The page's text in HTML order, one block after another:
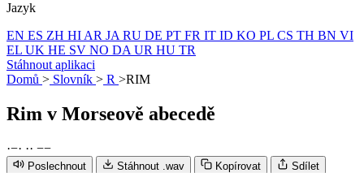
Jazyk
EN ES ZH HI AR JA RU DE PT FR IT ID KO PL CS TH BN VI
EL UK HE SV NO DA UR HU TR
Stáhnout aplikaci
Domů > Slovník > R >RIM
Rim v Morseově abecedě
·−· ·· −−
Poslechnout Stáhnout .wav Kopírovat Sdílet